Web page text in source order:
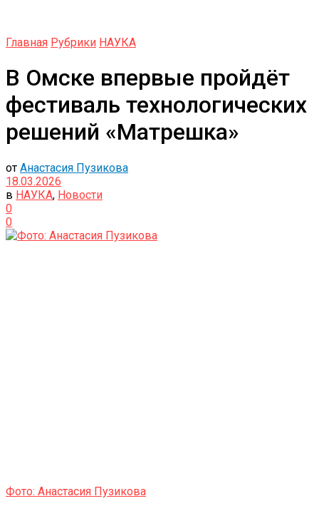
Главная Рубрики НАУКА
В Омске впервые пройдёт
фестиваль технологических
решений «Матрешка»
от Анастасия Пузикова
18.03.2026
в НАУКА, Новости
0
0
Фото: Анастасия Пузикова